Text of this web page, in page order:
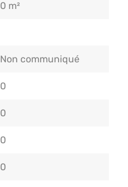
0 m²
Non communiqué
0
0
0
0